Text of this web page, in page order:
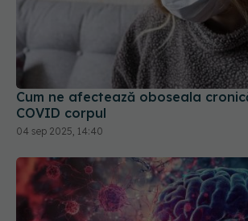
Cum ne afectează oboseala
COVID corpul